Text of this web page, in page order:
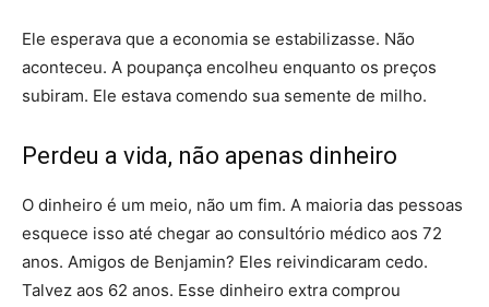
Ele esperava que a economia se estabilizasse. Não
aconteceu. A poupança encolheu enquanto os preços
subiram. Ele estava comendo sua semente de milho.
Perdeu a vida, não apenas dinheiro
O dinheiro é um meio, não um fim. A maioria das pessoas
esquece isso até chegar ao consultório médico aos 72
anos. Amigos de Benjamin? Eles reivindicaram cedo.
Talvez aos 62 anos. Esse dinheiro extra comprou